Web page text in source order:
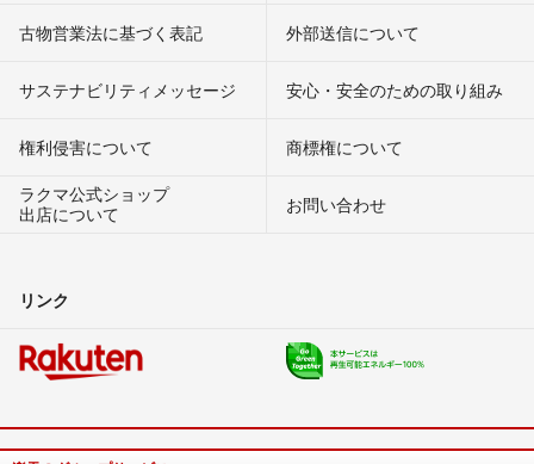
古物営業法に基づく表記 外部送信について
サステナビリティメッセージ 安心・安全のための取り組み
権利侵害について
商標権について
ラクマ公式ショップ
出店について
お問い合わせ
リンク